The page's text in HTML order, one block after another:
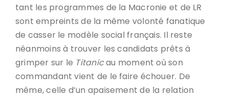
tant les programmes de la Macronie et de LR
sont empreints de la même volonté fanatique
de casser le modèle social français. Il reste
néanmoins à trouver les candidats prêts à
grimper sur le Titanicau moment où son
commandant vient de le faire échouer. De
même, celle d’un apaisement de la relation